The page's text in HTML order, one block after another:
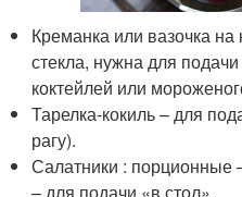
Креманка или вазочка
стекла, нужна для
коктейлей или
Тарелка-кокиль – для
рагу).
Салатники : порционные
– для подачи «в стол».